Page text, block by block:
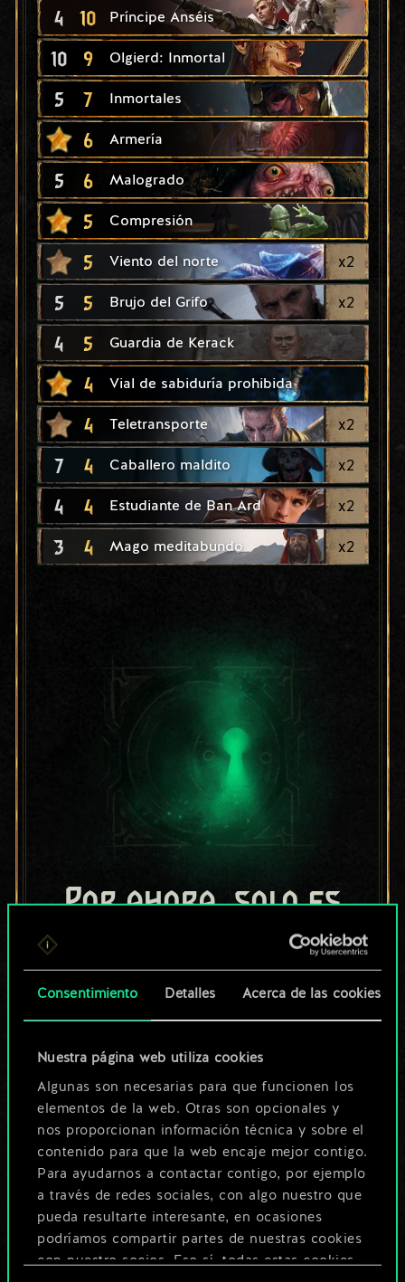
Consentimiento Detalles Acerca de las cookies
Nuestra página web utiliza cookies
Algunas son necesarias para que funcionen los
elementos de la web. Otras son opcionales y
nos proporcionan información técnica y sobre el
contenido para que la web encaje mejor contigo.
Para ayudarnos a contactar contigo, por ejemplo
a través de redes sociales, con algo nuestro que
pueda resultarte interesante, en ocasiones
podríamos compartir partes de nuestras cookies
con nuestro socios. Eso sí, todas estas cookies
4 10 Príncipe Anséis
10 9 Olgierd: Inmortal
5 7 Inmortales
6 Armería
5 6 Malogrado
5 Compresión
5 Viento del norte x2
5 5 Brujo del Grifo x2
4 5 Guardia de Kerack
4 Vial de sabiduría prohibida
4 Teletransporte x2
7 4 Caballero maldito x2
4 4 Estudiante de Ban Ard x2
3 4 Mago meditabundo x2
Por ahora, solo es
un conjunto de
cartas compartido.
¡Pero puede llegar a
ser mucho más!
Poner nombre a esta baraja y crear
una guía
O